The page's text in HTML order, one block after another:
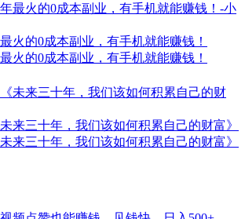
火的0成本副业，有手机就能赚钱！
火的0成本副业，有手机就能赚钱！
来三十年，我们该如何积累自己的财富》
来三十年，我们该如何积累自己的财富》